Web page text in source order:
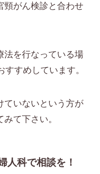
頸がん検診と合わせ
法を行なっている場
すめしています。
ていないという方が
て下さい。
人科で相談を！